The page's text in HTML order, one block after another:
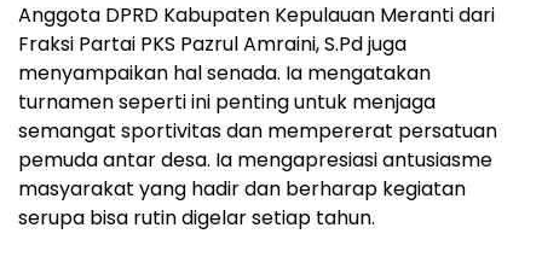
Anggota DPRD Kabupaten Kepulauan Meranti dari
Fraksi Partai PKS Pazrul Amraini, S.Pd juga
menyampaikan hal senada. Ia mengatakan
turnamen seperti ini penting untuk menjaga
semangat sportivitas dan mempererat persatuan
pemuda antar desa. Ia mengapresiasi antusiasme
masyarakat yang hadir dan berharap kegiatan
serupa bisa rutin digelar setiap tahun.